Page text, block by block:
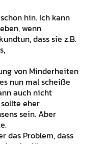
hin. Ich kann
wenn
dass sie z.B.
von Minderheiten
nun mal scheiße
auch nicht
eher
sein. Aber
das Problem, dass